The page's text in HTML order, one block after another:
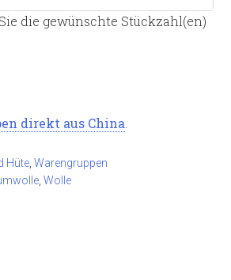
die gewünschte Stückzahl(en)
direkt aus China
Hüte ,Warengruppen
,Wolle